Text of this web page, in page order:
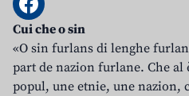
Cui che o sin
«O sin furlans di lenghe
part de nazion furlane. Che al
popul, une etnie, une nazion,